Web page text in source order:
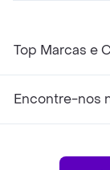
Top Marcas e
Encontre-nos